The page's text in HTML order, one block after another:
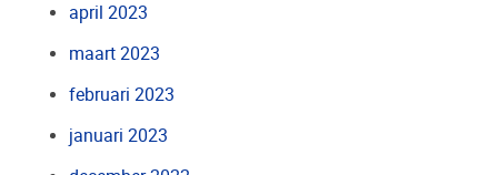
april 2023
maart 2023
februari 2023
januari 2023